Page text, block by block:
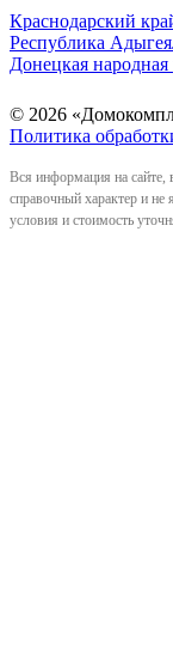
Краснодарский
Республика Адыгея
Донецкая народная
© 2026
Политика
Вся информация на сайте,
справочный характер и
условия и стоимость